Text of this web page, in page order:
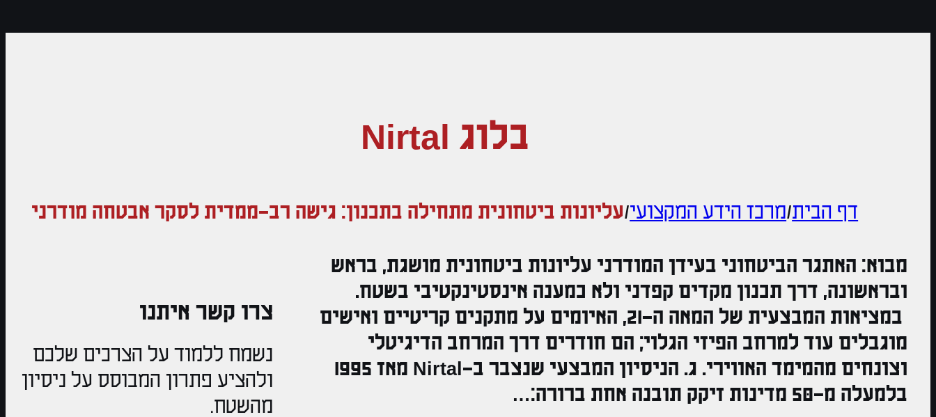
בלוג Nirtal
דף הבית/מרכז הידע המקצועי/עליונות ביטחונית מתחילה בתכנון: גישה רב-ממדית לסקר אבטחה מודרני
מבוא: האתגר הביטחוני בעידן המודרני עליונות ביטחונית מושגת, בראש
ובראשונה, דרך תכנון מקדים קפדני ולא כמענה אינסטינקטיבי בשטח.
במציאות המבצעית של המאה ה-21, האיומים על מתקנים קריטיים ואישים
מוגבלים עוד למרחב הפיזי הגלוי; הם חודרים דרך המרחב הדיגיטלי
וצונחים מהמימד האווירי. ג. הניסיון המבצעי שנצבר ב-Nirtal מאז 1995
בלמעלה מ-50 מדינות זיקק תובנה אחת ברורה:…
צרו קשר איתנו
נשמח ללמוד על הצרכים שלכם
ולהציע פתרון המבוסס על ניסיון
מהשטח.